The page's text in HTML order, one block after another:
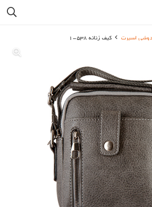
دوشی اسپرت کیف زنانه 538-1